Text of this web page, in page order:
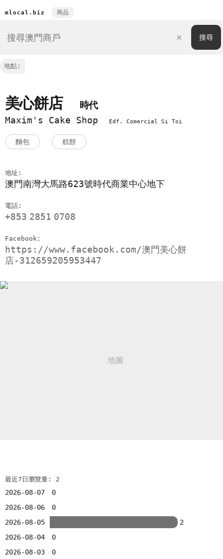
mlocal.biz 商品
地點:
美心餅店
時代
Maxim's Cake Shop
Edf. Comercial Si Toi
麵包 糕餅
地址:
澳門南灣大馬路623號時代商業中心地下
電話:
+853 2851 0708
Facebook:
https://www.facebook.com/澳門美心餅
店-312659205953447
最近7日瀏覽量: 2
2026-08-07
0
2026-08-06
0
2026-08-05
2
2026-08-04
0
2026-08-03
0